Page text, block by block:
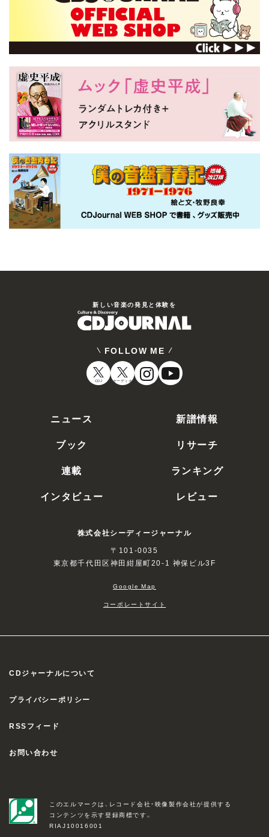
新しい⾳楽の発⾒と体験を
FOLLOW ME
CDJ オーディオ
ニュース
新譜情報
ブック
リサーチ
連載
ランキング
インタビュー
レビュー
株式会社シーディージャーナル
〒101-0035
東京都千代田区神田紺屋町20-1 神保ビル3F
Google Map
コーポレートサイト
CDジャーナルについて
プライバシーポリシー
RSSフィード
お問い合わせ
このエルマークは、レコード会社・映像製作会社が提供する
コンテンツを示す登録商標です。
RIAJ10016001